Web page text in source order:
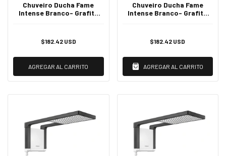
Chuveiro Ducha Fame
Intense Branco- Grafite
$182.42 USD
AGREGAR AL CARRITO
Chuveiro Ducha Fame
Intense Branco- Grafite
$182.42 USD
AGREGAR AL CARRITO